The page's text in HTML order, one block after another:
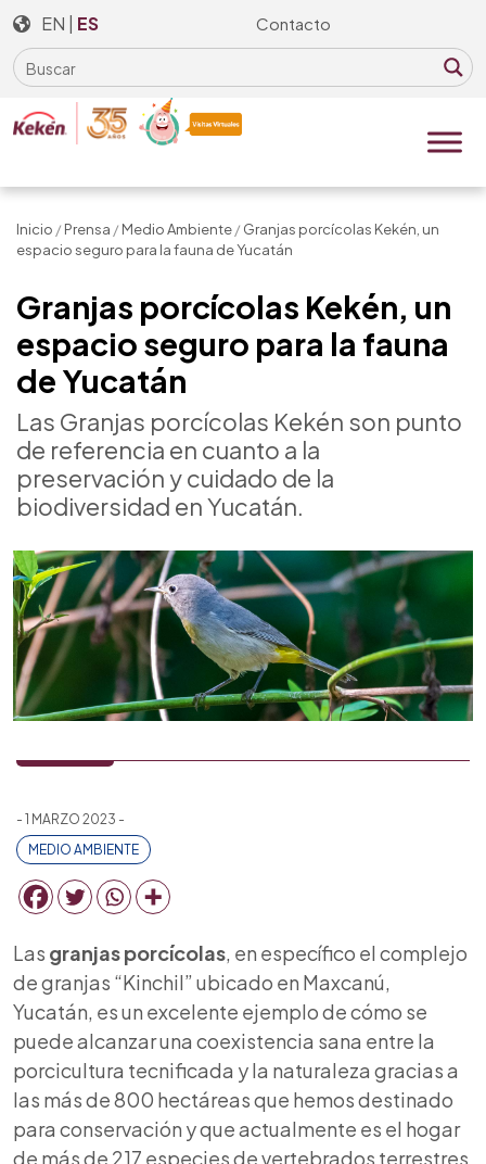
Skip
to
the
content
EN ES Contacto
Inicio /Prensa /Medio Ambiente/Granjas porcícolas Kekén, un
espacio seguro para la fauna de Yucatán
Granjas porcícolas Kekén, un
espacio seguro para la fauna
de Yucatán
Las Granjas porcícolas Kekén son punto
de referencia en cuanto a la
preservación y cuidado de la
biodiversidad en Yucatán.
- 1 MARZO 2023 -
MEDIO AMBIENTE
Las granjas porcícolas , en específico el complejo
de granjas “Kinchil” ubicado en Maxcanú,
Yucatán, es un excelente ejemplo de cómo se
puede alcanzar una coexistencia sana entre la
porcicultura tecnificada y la naturaleza gracias a
las más de 800 hectáreas que hemos destinado
para conservación y que actualmente es el hogar
de más de 217 especies de vertebrados terrestres